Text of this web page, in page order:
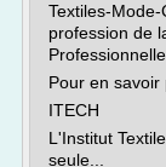
Textiles-
profession de
Pour en savoir
ITECH
L'Institut
seule...